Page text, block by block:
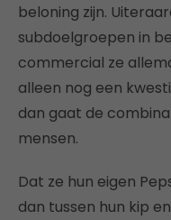
beloning zijn.
subdoelgroepen in
commercial ze
alleen nog een
dan gaat de
mensen.
Dat ze hun eigen
dan tussen hun kip